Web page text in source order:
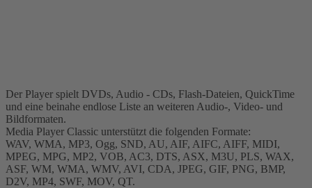
Der Player spielt DVDs, Audio - CDs, Flash-Dateien, QuickTime
und eine beinahe endlose Liste an weiteren Audio-, Video- und
Bildformaten.
Media Player Classic unterstützt die folgenden Formate:
WAV, WMA, MP3, Ogg, SND, AU, AIF, AIFC, AIFF, MIDI,
MPEG, MPG, MP2, VOB, AC3, DTS, ASX, M3U, PLS, WAX,
ASF, WM, WMA, WMV, AVI, CDA, JPEG, GIF, PNG, BMP,
D2V, MP4, SWF, MOV, QT.